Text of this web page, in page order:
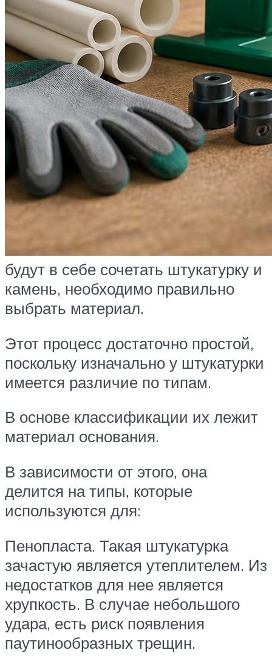
будут в себе сочетать штукатурку и
камень, необходимо правильно
выбрать материал.
Этот процесс достаточно простой,
поскольку изначально у штукатурки
имеется различие по типам.
В основе классификации их лежит
материал основания.
В зависимости от этого, она
делится на типы, которые
используются для:
Пенопласта. Такая штукатурка
зачастую является утеплителем. Из
недостатков для нее является
хрупкость. В случае небольшого
удара, есть риск появления
паутинообразных трещин.